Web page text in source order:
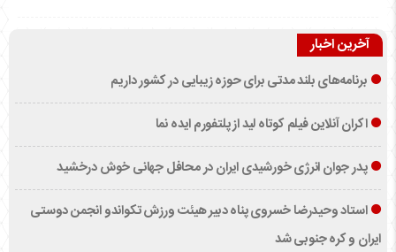
آخرین اخبار
برنامه‌های بلند مدتی برای حوزه زیبایی در کشور داریم
اکران آنلاین فیلم کوتاه لید از پلتفورم ایده نما
پدر جوان انرژی خورشیدی ایران در محافل جهانی خوش درخشید
استاد وحیدرضا خسروی پناه دبیر هیئت ورزش تکواندو انجمن دوستی
ایران و کره جنوبی شد